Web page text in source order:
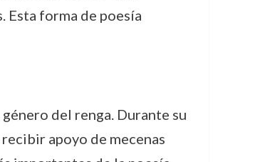
Esta forma de poesía
del renga. Durante su
apoyo de mecenas